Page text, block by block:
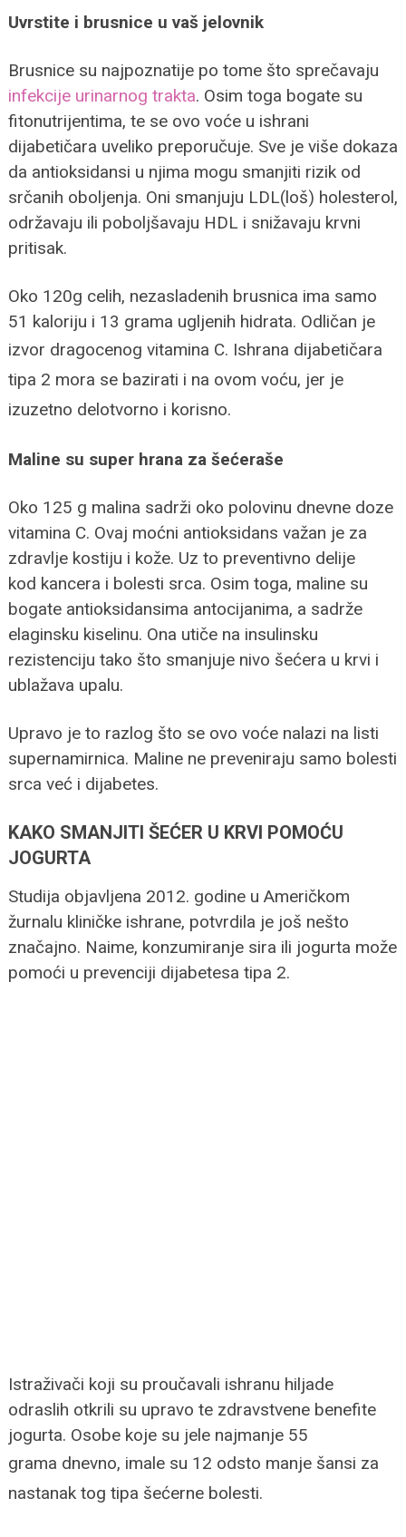
Uvrstite i brusnice u vaš jelovnik
Brusnice su najpoznatije po tome što sprečavaju
infekcije urinarnog trakta. Osim toga bogate su
fitonutrijentima, te se ovo voće u ishrani
dijabetičara uveliko preporučuje. Sve je više dokaza
da antioksidansi u njima mogu smanjiti rizik od
srčanih oboljenja. Oni smanjuju LDL(loš) holesterol,
održavaju ili poboljšavaju HDL i snižavaju krvni
pritisak.
Oko 120g celih, nezasladenih brusnica ima samo
51 kaloriju i 13 grama ugljenih hidrata. Odličan je
izvor dragocenog vitamina C. Ishrana dijabetičara
tipa 2 mora se bazirati i na ovom voću, jer je
izuzetno delotvorno i korisno.
Maline su super hrana za šećeraše
Oko 125 g malina sadrži oko polovinu dnevne doze
vitamina C. Ovaj moćni antioksidans važan je za
zdravlje kostiju i kože. Uz to preventivno delije
kod kancera i bolesti srca. Osim toga, maline su
bogate antioksidansima antocijanima, a sadrže
elaginsku kiselinu. Ona utiče na insulinsku
rezistenciju tako što smanjuje nivo šećera u krvi i
ublažava upalu.
Upravo je to razlog što se ovo voće nalazi na listi
supernamirnica. Maline ne preveniraju samo bolesti
srca već i dijabetes.
KAKO SMANJITI ŠEĆER U KRVI POMOĆU
JOGURTA
Studija objavljena 2012. godine u Američkom
žurnalu kliničke ishrane, potvrdila je još nešto
značajno. Naime, konzumiranje sira ili jogurta može
pomoći u prevenciji dijabetesa tipa 2.
Istraživači koji su proučavali ishranu hiljade
odraslih otkrili su upravo te zdravstvene benefite
jogurta. Osobe koje su jele najmanje 55
grama dnevno, imale su 12 odsto manje šansi za
nastanak tog tipa šećerne bolesti.